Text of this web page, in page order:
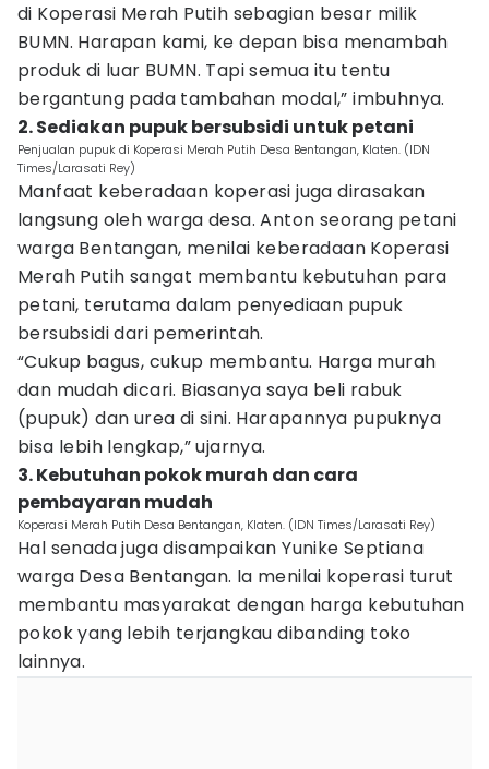
di Koperasi Merah Putih sebagian besar milik
BUMN. Harapan kami, ke depan bisa menambah
produk di luar BUMN. Tapi semua itu tentu
bergantung pada tambahan modal,” imbuhnya.
2. Sediakan pupuk bersubsidi untuk petani
Penjualan pupuk di Koperasi Merah Putih Desa Bentangan, Klaten. (IDN
Times/Larasati Rey)
Manfaat keberadaan koperasi juga dirasakan
langsung oleh warga desa. Anton seorang petani
warga Bentangan, menilai keberadaan Koperasi
Merah Putih sangat membantu kebutuhan para
petani, terutama dalam penyediaan pupuk
bersubsidi dari pemerintah.
“Cukup bagus, cukup membantu. Harga murah
dan mudah dicari. Biasanya saya beli rabuk
(pupuk) dan urea di sini. Harapannya pupuknya
bisa lebih lengkap,” ujarnya.
3. Kebutuhan pokok murah dan cara
pembayaran mudah
Koperasi Merah Putih Desa Bentangan, Klaten. (IDN Times/Larasati Rey)
Hal senada juga disampaikan Yunike Septiana
warga Desa Bentangan. Ia menilai koperasi turut
membantu masyarakat dengan harga kebutuhan
pokok yang lebih terjangkau dibanding toko
lainnya.